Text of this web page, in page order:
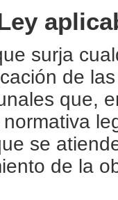
surja
de
que,
se
de la